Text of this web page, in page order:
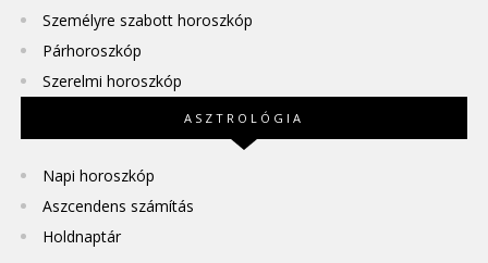
Személyre szabott horoszkóp
Párhoroszkóp
Szerelmi horoszkóp
ASZTROLÓGIA
Napi horoszkóp
Aszcendens számítás
Holdnaptár